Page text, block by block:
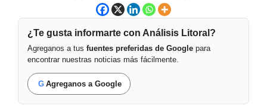
¿Te gusta informarte con Análisis Litoral?
Agreganos a tus fuentes preferidas de Google para
encontrar nuestras noticias más fácilmente.
G Agreganos a Google